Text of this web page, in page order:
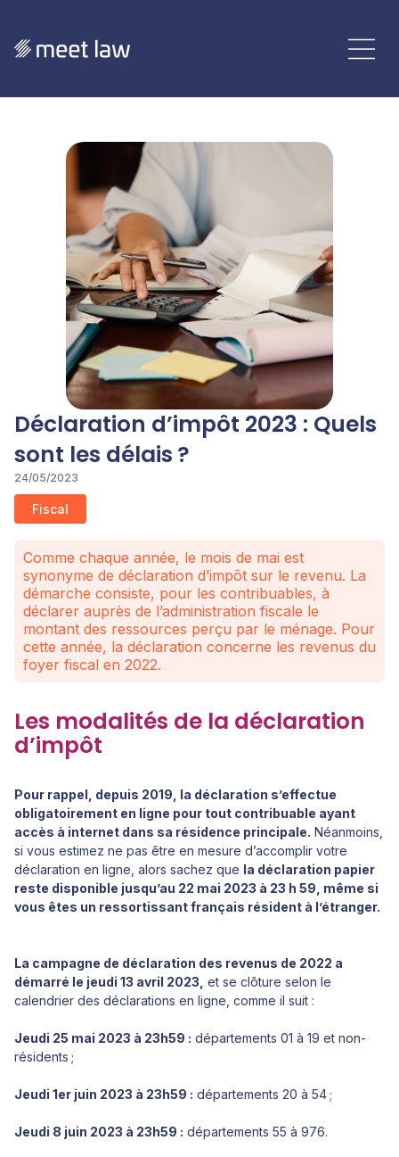
Déclaration d’impôt 2023 : Quels
sont les délais ?
24/05/2023
Fiscal
Comme chaque année, le mois de mai est
synonyme de déclaration d’impôt sur le revenu. La
démarche consiste, pour les contribuables, à
déclarer auprès de l’administration fiscale le
montant des ressources perçu par le ménage. Pour
cette année, la déclaration concerne les revenus du
foyer fiscal en 2022.
Les modalités de la déclaration
d’impôt
Pour rappel, depuis 2019, la déclaration s’effectue
obligatoirement en ligne pour tout contribuable ayant
accès à internet dans sa résidence principale. Néanmoins,
si vous estimez ne pas être en mesure d’accomplir votre
déclaration en ligne, alors sachez que la déclaration papier
reste disponible jusqu’au 22 mai 2023 à 23 h 59, même si
vous êtes un ressortissant français résident à l’étranger.
La campagne de déclaration des revenus de 2022 a
démarré le jeudi 13 avril 2023, et se clôture selon le
calendrier des déclarations en ligne, comme il suit :
Jeudi 25 mai 2023 à 23h59 : départements 01 à 19 et non-
résidents ;
Jeudi 1er juin 2023 à 23h59 : départements 20 à 54 ;
Jeudi 8 juin 2023 à 23h59 : départements 55 à 976.